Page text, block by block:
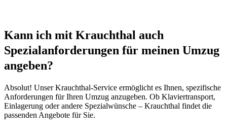
Kann ich mit Krauchthal auch
Spezialanforderungen für meinen Umzug
angeben?
Absolut! Unser Krauchthal-Service ermöglicht es Ihnen, spezifische
Anforderungen für Ihren Umzug anzugeben. Ob Klaviertransport,
Einlagerung oder andere Spezialwünsche – Krauchthal findet die
passenden Angebote für Sie.